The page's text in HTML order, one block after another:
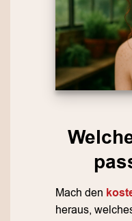
Mach den
heraus,